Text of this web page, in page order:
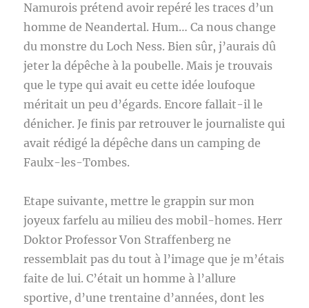
Namurois prétend avoir repéré les traces d’un
homme de Neandertal. Hum… Ca nous change
du monstre du Loch Ness. Bien sûr, j’aurais dû
jeter la dépêche à la poubelle. Mais je trouvais
que le type qui avait eu cette idée loufoque
méritait un peu d’égards. Encore fallait-il le
dénicher. Je finis par retrouver le journaliste qui
avait rédigé la dépêche dans un camping de
Faulx-les-Tombes.
Etape suivante, mettre le grappin sur mon
joyeux farfelu au milieu des mobil-homes. Herr
Doktor Professor Von Straffenberg ne
ressemblait pas du tout à l’image que je m’étais
faite de lui. C’était un homme à l’allure
sportive, d’une trentaine d’années, dont les